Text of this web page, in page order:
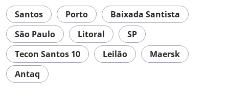
Santos Porto
Baixada Santista
São Paulo
Litoral
SP
Tecon Santos 10
Leilão
Maersk
Antaq